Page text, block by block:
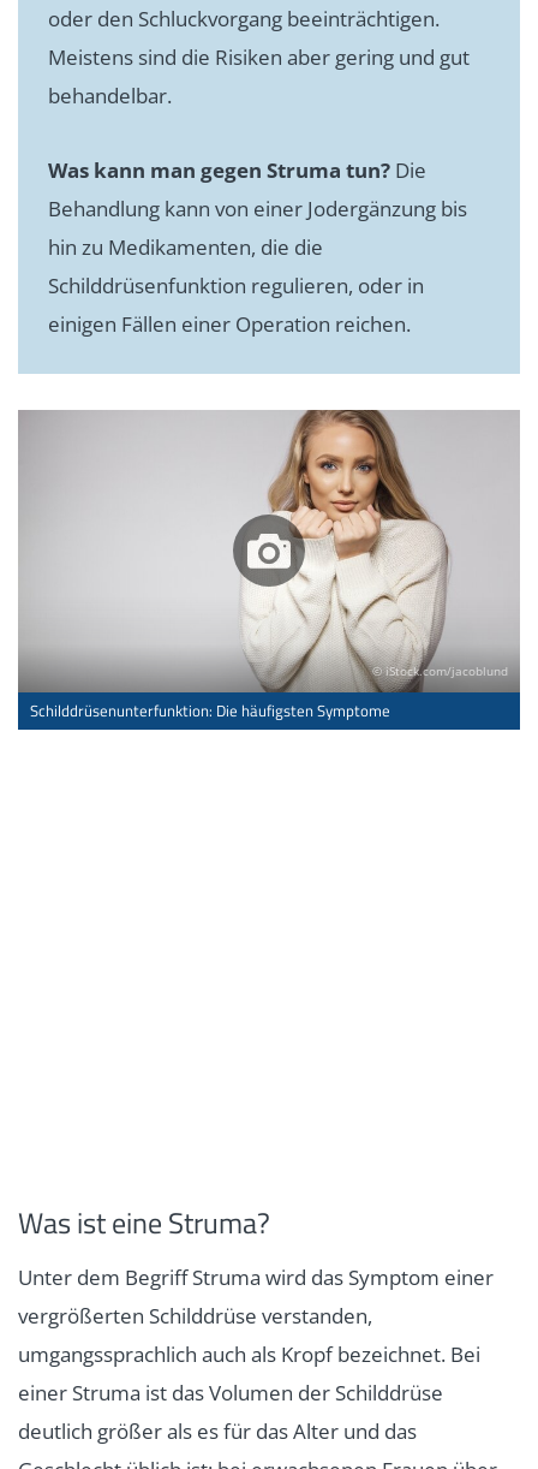
oder den Schluckvorgang beeinträchtigen.
Meistens sind die Risiken aber gering und gut
behandelbar.
Was kann man gegen Struma tun? Die
Behandlung kann von einer Jodergänzung bis
hin zu Medikamenten, die die
Schilddrüsenfunktion regulieren, oder in
einigen Fällen einer Operation reichen.
© iStock.com/jacoblund
Schilddrüsenunterfunktion: Die häufigsten Symptome
Was ist eine Struma?
Unter dem Begriff Struma wird das Symptom einer
vergrößerten Schilddrüse verstanden,
umgangssprachlich auch als Kropf bezeichnet. Bei
einer Struma ist das Volumen der Schilddrüse
deutlich größer als es für das Alter und das